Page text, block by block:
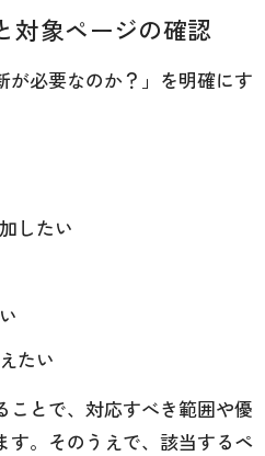
対象ページの確認
が必要なのか？」を明確にす
したい
たい
ことで、対応すべき範囲や優
す。そのうえで、該当するペ